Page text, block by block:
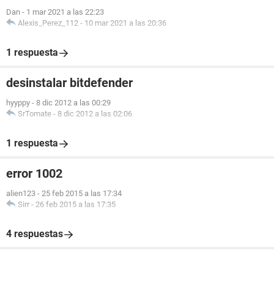
Dan - 1 mar 2021 a las 22:23
Alexis_Perez_112 - 10 mar 2021 a las 20:36
1 respuesta
desinstalar bitdefender
hyyppy - 8 dic 2012 a las 00:29
SrTomate - 8 dic 2012 a las 02:06
1 respuesta
error 1002
alien123 - 25 feb 2015 a las 17:34
Sirr - 26 feb 2015 a las 17:35
4 respuestas